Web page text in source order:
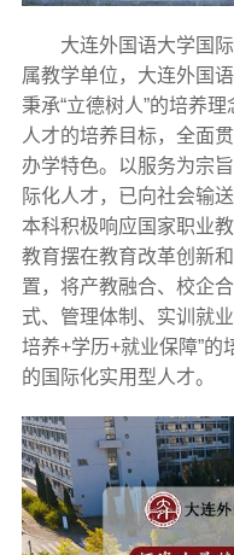
大连外国语大学国
属教学单位，大连外国
秉承“立德树人”的培养
人才的培养目标，全面
办学特色。以服务为宗
际化人才，已向社会输
本科积极响应国家职业
教育摆在教育改革创新
置，将产教融合、校企
式、管理体制、实训就
培养+学历+就业保障”
的国际化实用型人才。